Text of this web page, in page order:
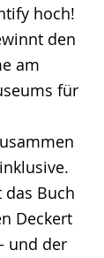
hoch!
den
am
für
Buch
Deckert
und der